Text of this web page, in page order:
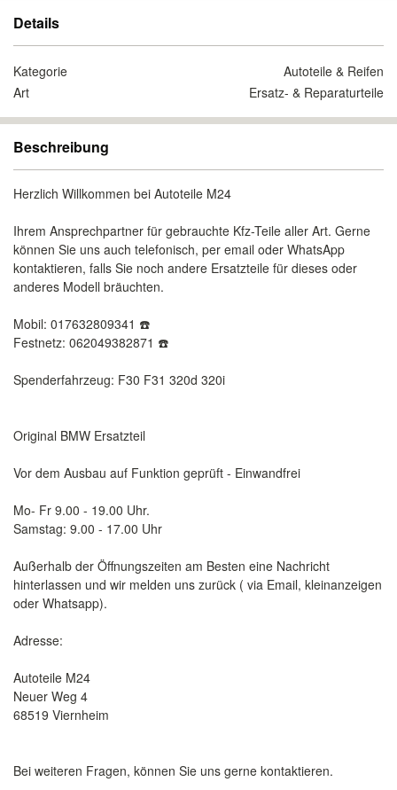
Details
Kategorie
Autoteile & Reifen
Art
Ersatz- & Reparaturteile
Beschreibung
Herzlich Willkommen bei Autoteile M24
Ihrem Ansprechpartner für gebrauchte Kfz-Teile aller Art. Gerne
können Sie uns auch telefonisch, per email oder WhatsApp
kontaktieren, falls Sie noch andere Ersatzteile für dieses oder
anderes Modell bräuchten.
Mobil: 017632809341 ☎️
Festnetz: 062049382871 ☎️
Spenderfahrzeug: F30 F31 320d 320i
Original BMW Ersatzteil
Vor dem Ausbau auf Funktion geprüft - Einwandfrei
Mo- Fr 9.00 - 19.00 Uhr.
Samstag: 9.00 - 17.00 Uhr
Außerhalb der Öffnungszeiten am Besten eine Nachricht
hinterlassen und wir melden uns zurück ( via Email, kleinanzeigen
oder Whatsapp).
Adresse:
Autoteile M24
Neuer Weg 4
68519 Viernheim
Bei weiteren Fragen, können Sie uns gerne kontaktieren.